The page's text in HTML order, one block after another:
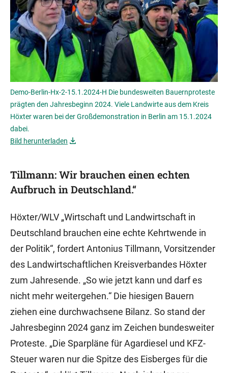
Demo-Berlin-Hx-2-15.1.2024-H Die bundesweiten Bauernproteste
prägten den Jahresbeginn 2024. Viele Landwirte aus dem Kreis
Höxter waren bei der Großdemonstration in Berlin am 15.1.2024
dabei.
Bild herunterladen
Tillmann: Wir brauchen einen echten
Aufbruch in Deutschland.“
Höxter/WLV „Wirtschaft und Landwirtschaft in
Deutschland brauchen eine echte Kehrtwende in
der Politik“, fordert Antonius Tillmann, Vorsitzender
des Landwirtschaftlichen Kreisverbandes Höxter
zum Jahresende. „So wie jetzt kann und darf es
nicht mehr weitergehen.“ Die hiesigen Bauern
ziehen eine durchwachsene Bilanz. So stand der
Jahresbeginn 2024 ganz im Zeichen bundesweiter
Proteste. „Die Sparpläne für Agardiesel und KFZ-
Steuer waren nur die Spitze des Eisberges für die